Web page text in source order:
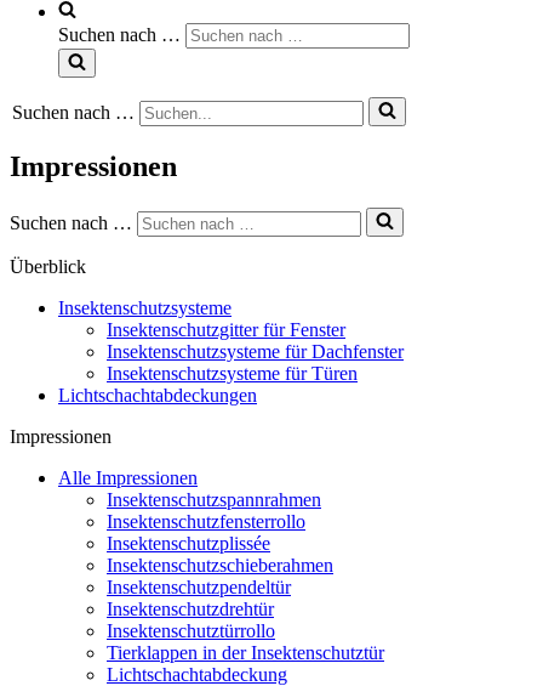
Suchen nach …
Suchen nach …
Impressionen
Suchen nach …
Überblick
Insektenschutzsysteme
Insektenschutzgitter für Fenster
Insektenschutzsysteme für Dachfenster
Insektenschutzsysteme für Türen
Lichtschachtabdeckungen
Impressionen
Alle Impressionen
Insektenschutzspannrahmen
Insektenschutzfensterrollo
Insektenschutzplissée
Insektenschutzschieberahmen
Insektenschutzpendeltür
Insektenschutzdrehtür
Insektenschutztürrollo
Tierklappen in der Insektenschutztür
Lichtschachtabdeckung